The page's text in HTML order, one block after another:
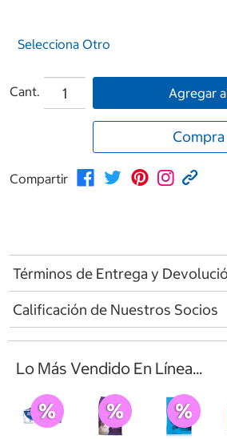
Selecciona Otro
Cant. Agregar
Compartir
Términos de Entrega y
Calificación de Nuestros Socios
Lo Más Vendido En Línea...